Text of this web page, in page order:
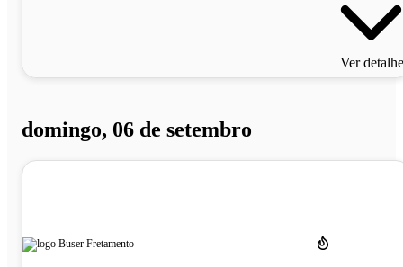
Ver
domingo, 06 de setembro